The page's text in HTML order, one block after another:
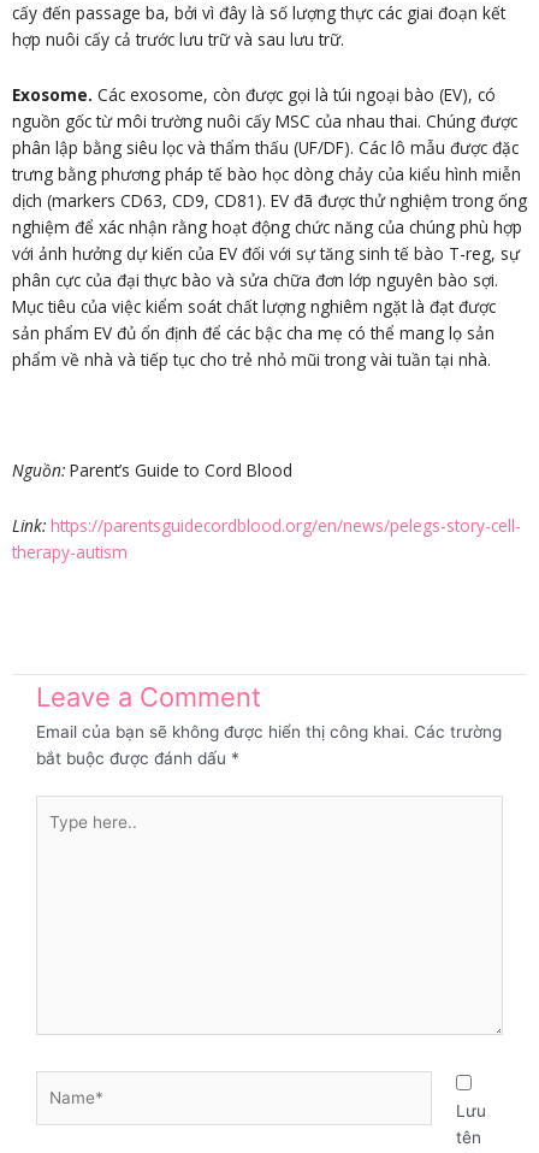
cấy đến passage ba, bởi vì đây là số lượng thực các giai đoạn kết
hợp nuôi cấy cả trước lưu trữ và sau lưu trữ.
Exosome. Các exosome, còn được gọi là túi ngoại bào (EV), có
nguồn gốc từ môi trường nuôi cấy MSC của nhau thai. Chúng được
phân lập bằng siêu lọc và thẩm thấu (UF/DF). Các lô mẫu được đặc
trưng bằng phương pháp tế bào học dòng chảy của kiểu hình miễn
dịch (markers CD63, CD9, CD81). EV đã được thử nghiệm trong ống
nghiệm để xác nhận rằng hoạt động chức năng của chúng phù hợp
với ảnh hưởng dự kiến của EV đối với sự tăng sinh tế bào T-reg, sự
phân cực của đại thực bào và sửa chữa đơn lớp nguyên bào sợi.
Mục tiêu của việc kiểm soát chất lượng nghiêm ngặt là đạt được
sản phẩm EV đủ ổn định để các bậc cha mẹ có thể mang lọ sản
phẩm về nhà và tiếp tục cho trẻ nhỏ mũi trong vài tuần tại nhà.
Nguồn: Parent’s Guide to Cord Blood
Link: https://parentsguidecordblood.org/en/news/pelegs-story-cell-
therapy-autism
Leave a Comment
Email của bạn sẽ không được hiển thị công khai. Các trường
bắt buộc được đánh dấu *
here..
Lưu
tên